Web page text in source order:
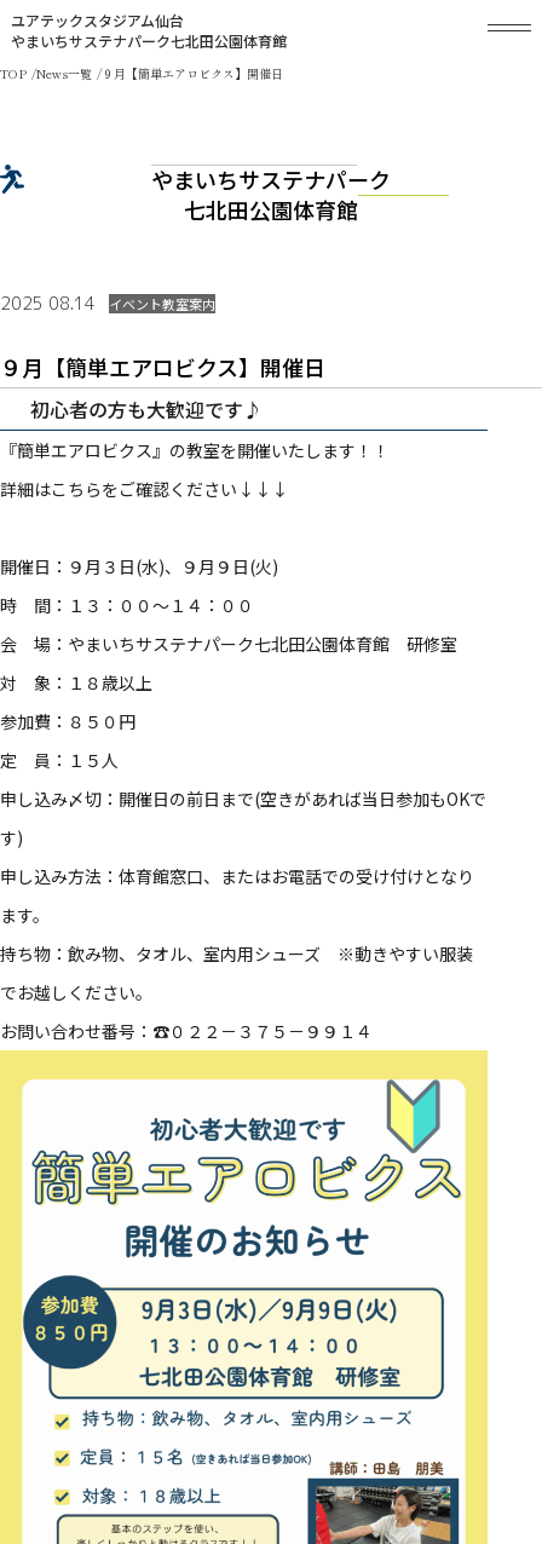
ユアテックスタジアム仙台
やまいちサステナパーク七北田公園体育館
TOP News一覧 ９月【簡単エアロビクス】開催日
やまいちサステナパーク
七北田公園体育館
2025 08.14 イベント教室案内
９月【簡単エアロビクス】開催日
初心者の方も大歓迎です♪
『簡単エアロビクス』の教室を開催いたします！！
詳細はこちらをご確認ください↓↓↓
開催日：９月３日(水)、９月９日(火)
時 間：１３：００～１４：００
会 場：やまいちサステナパーク七北田公園体育館 研修室
対 象：１８歳以上
参加費：８５０円
定 員：１５人
申し込み〆切：開催日の前日まで(空きがあれば当日参加もOKで
す)
申し込み方法：体育館窓口、またはお電話での受け付けとなり
ます。
持ち物：飲み物、タオル、室内用シューズ ※動きやすい服装
でお越しください。
お問い合わせ番号：☎０２２－３７５－９９１４